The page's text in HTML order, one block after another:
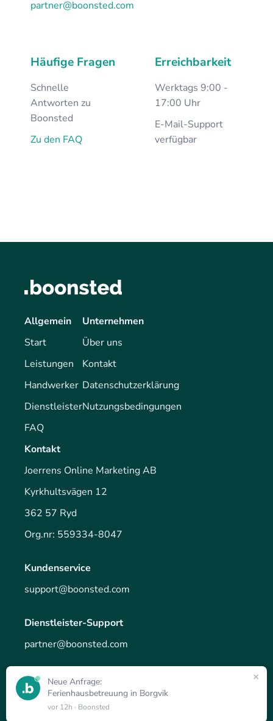
partner@boonsted.com
Häufige Fragen
Schnelle
Antworten zu
Boonsted
Zu den FAQ
Erreichbarkeit
Werktags 9:00 -
17:00 Uhr
E-Mail-Support
verfügbar
Allgemein
Start
Leistungen
Handwerker
Dienstleister
FAQ
Unternehmen
Über uns
Kontakt
Datenschutzerklärung
Nutzungsbedingungen
Kontakt
Joerrens Online Marketing AB
Kyrkhultsvägen 12
362 57 Ryd
Org.nr: 559334-8047
Kundenservice
support@boonsted.com
Dienstleister-Support
partner@boonsted.com
© 2025 - Ein Projekt von Joerrens Online Marketing AB
×
Neue Anfrage:
Ferienhausbetreuung in Borgvik
vor 12h · Boonsted